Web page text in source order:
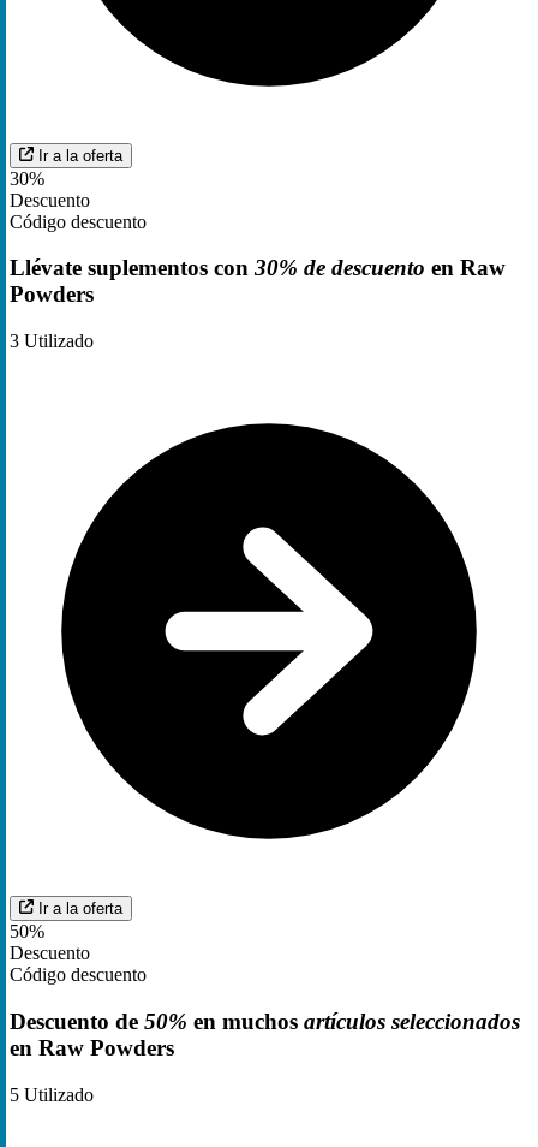
Ir a la oferta
30%
Descuento
Código descuento
Llévate suplementos con 30% de descuento en Raw
Powders
3 Utilizado
Ir a la oferta
50%
Descuento
Código descuento
Descuento de 50% en muchos artículos seleccionados
en Raw Powders
5 Utilizado